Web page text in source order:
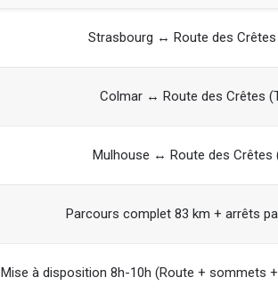
Strasbourg ↔ Route des Crêtes
Colmar ↔ Route des Crêtes
Mulhouse ↔ Route des Crêtes
Parcours complet 83 km + arrêts
Mise à disposition 8h-10h (Route + sommets